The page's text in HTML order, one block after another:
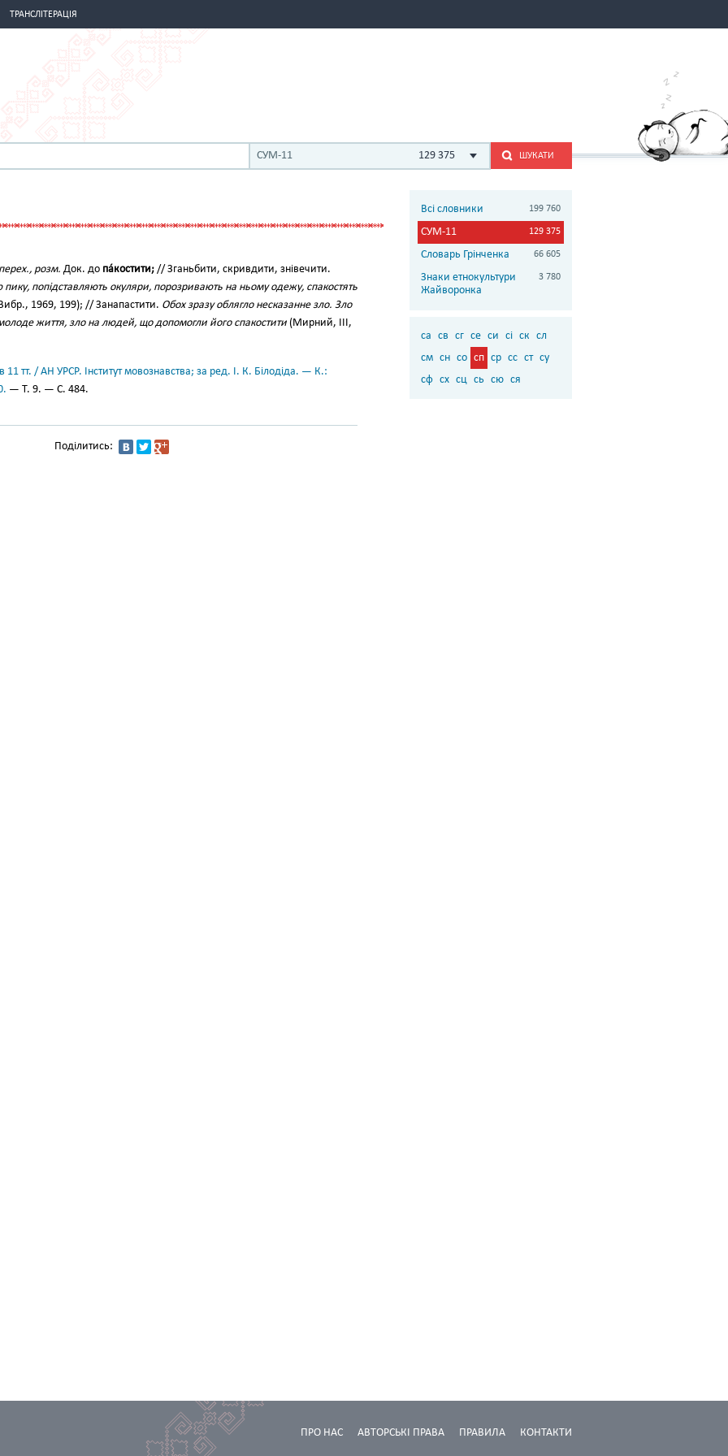
ТРАНСЛІТЕРАЦІЯ
СУМ-11 129 375 ШУКАТИ
перех., розм. Док. до па́костити; // Зганьбити, скривдити, знівечити.
пику, попідставляють окуляри, порозривають на ньому одежу, спакостять
1969, 199); // Занапастити. Обох зразу облягло несказанне зло. Зло
життя, зло на людей, що допомогли його спакостити (Мирний, III,
11 тт. / АН УРСР. Інститут мовознавства; за ред. І. К. Білодіда. — К.:
— Т. 9. — С. 484.
Поділитись:
Всі словники 199 760
СУМ-11 129 375
Словарь Грінченка 66 605
Знаки етнокультури
Жайворонка
3 780
са св сг се си сі ск сл
см сн со сп ср сс ст су
сф сх сц сь сю ся
КОНТАКТИ
ПРАВИЛА
АВТОРСЬКІ ПРАВА
ПРО НАС